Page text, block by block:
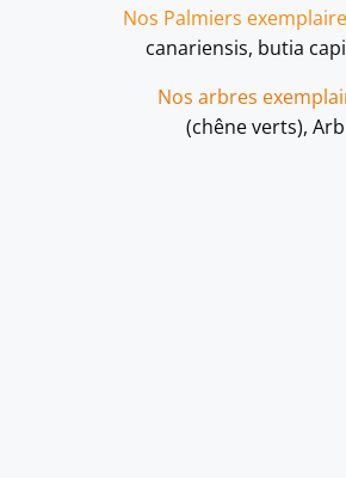
Nos Palmiers
canariensis, butia
Nos arbres
(chêne verts),